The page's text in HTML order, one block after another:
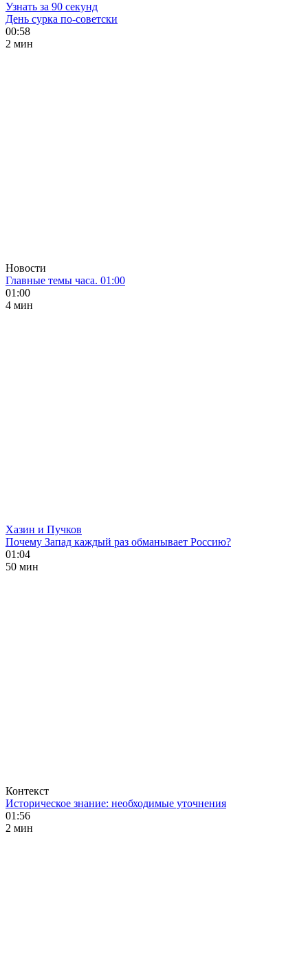
Узнать за 90 секунд
День сурка по-советски
00:58
2 мин
Новости
Главные темы часа. 01:00
01:00
4 мин
Хазин и Пучков
Почему Запад каждый раз обманывает Россию?
01:04
50 мин
Контекст
Историческое знание: необходимые уточнения
01:56
2 мин